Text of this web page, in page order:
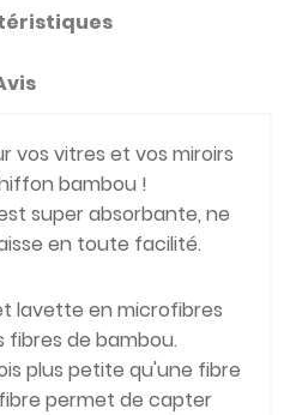
vos vitres et vos miroirs
bambou !
super absorbante, ne
en toute facilité.
lavette en microfibres
de bambou.
plus petite qu'une fibre
permet de capter